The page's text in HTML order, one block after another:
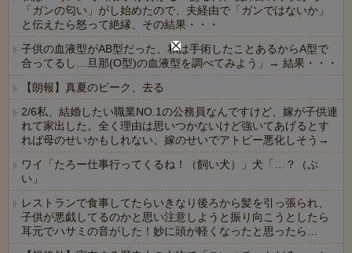
「ガンの匂い」がし始めたので、夫経由で「ガンではないか」
と伝えたら怒って絶縁、その結果・・・
子供の血液型がAB型だった。私は手術したことあるからA型で
合ってるし…旦那(O型)の血液型を調べてみよう」→ 結果・・・
【朗報】真夏のピーク、去る
2/6私、結婚したい職業NO.1の公務員なんですけど、嫁が子供連
れて家出した。全く理由は思いつかないけど強いてあげるとす
れば母のせいかもしれない。嫁のせいでアトピー悪化しそう→
ワイ「たろー仕事行ってくるね！（飼い犬）」犬「…？（ぷ
い」
レストランで食事してたらいきなり後ろから髪を引っ張られ、
子供が悪戯してるのかと思い注意しようと振り向こうとしたら
耳元でハサミの音がした！妙に頭が軽くなったと思ったら…